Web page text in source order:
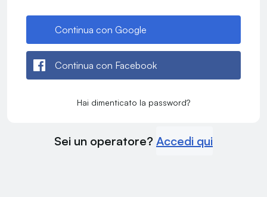
Continua con Google
Continua con Facebook
Hai dimenticato la password?
Sei un operatore? Accedi qui